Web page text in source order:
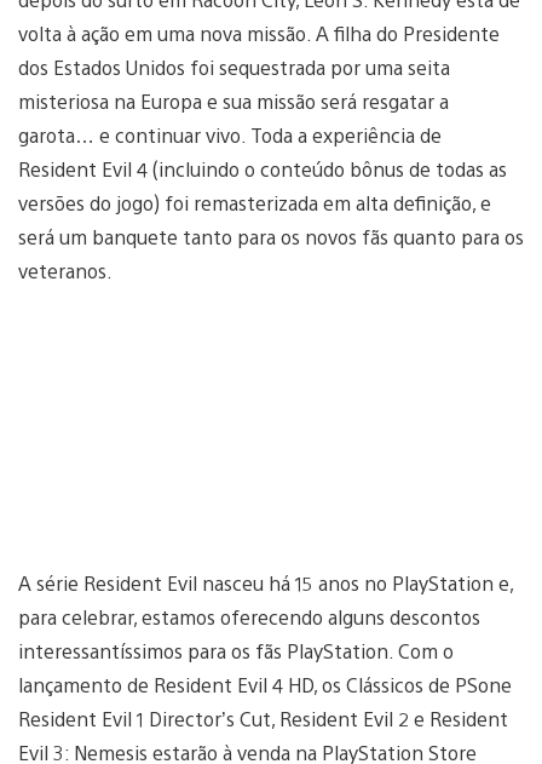
volta à ação em uma nova missão. A filha do Presidente
dos Estados Unidos foi sequestrada por uma seita
misteriosa na Europa e sua missão será resgatar a
garota… e continuar vivo. Toda a experiência de
Resident Evil 4 (incluindo o conteúdo bônus de todas as
versões do jogo) foi remasterizada em alta definição, e
será um banquete tanto para os novos fãs quanto para os
veteranos.
A série Resident Evil nasceu há 15 anos no PlayStation e,
para celebrar, estamos oferecendo alguns descontos
interessantíssimos para os fãs PlayStation. Com o
lançamento de Resident Evil 4 HD, os Clássicos de PSone
Resident Evil 1 Director’s Cut, Resident Evil 2 e Resident
Evil 3: Nemesis estarão à venda na PlayStation Store